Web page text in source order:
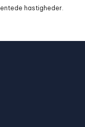
hastigheder.